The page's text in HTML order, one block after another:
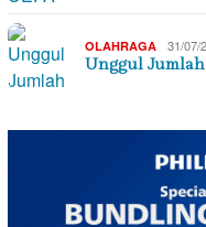
OLAHRAGA 31/07/
Unggul